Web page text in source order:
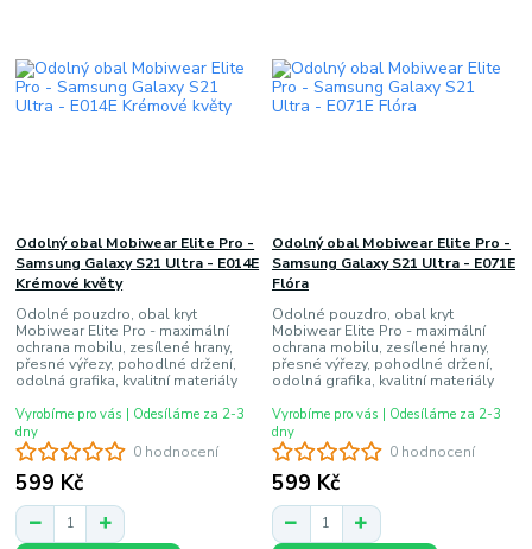
0 hodnocení
Odolný obal Mobiwear Elite Pro -
Samsung Galaxy S21 Ultra - E014E
Krémové květy
Odolné pouzdro, obal kryt
Mobiwear Elite Pro - maximální
ochrana mobilu, zesílené hrany,
přesné výřezy, pohodlné držení,
odolná grafika, kvalitní materiály
599 Kč
Vyrobíme pro vás | Odesíláme za 2-3
dny
0 hodnocení
Odolný obal Mobiwear Elite Pro -
Samsung Galaxy S21 Ultra - E071E
Flóra
Odolné pouzdro, obal kryt
Mobiwear Elite Pro - maximální
ochrana mobilu, zesílené hrany,
přesné výřezy, pohodlné držení,
odolná grafika, kvalitní materiály
599 Kč
Vyrobíme pro vás | Odesíláme za 2-3
dny